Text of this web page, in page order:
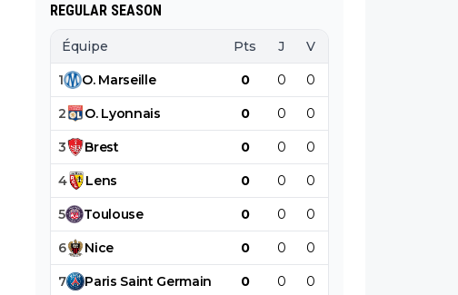
REGULAR SEASON
Équipe Pts J V
1 O. Marseille 0 0 0
2 O. Lyonnais 0 0 0
3 Brest 0 0 0
4 Lens 0 0 0
5 Toulouse 0 0 0
6 Nice 0 0 0
7 Paris Saint Germain 0 0 0